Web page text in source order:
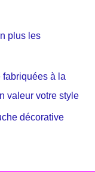
plus les
fabriquées à la
valeur votre style
décorative